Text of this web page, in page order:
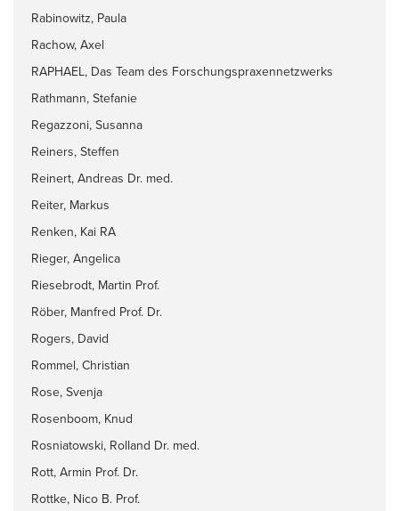
Rabinowitz, Paula
Rachow, Axel
RAPHAEL, Das Team des Forschungspraxennetzwerks
Rathmann, Stefanie
Regazzoni, Susanna
Reiners, Steffen
Reinert, Andreas Dr. med.
Reiter, Markus
Renken, Kai RA
Rieger, Angelica
Riesebrodt, Martin Prof.
Röber, Manfred Prof. Dr.
Rogers, David
Rommel, Christian
Rose, Svenja
Rosenboom, Knud
Rosniatowski, Rolland Dr. med.
Rott, Armin Prof. Dr.
Rottke, Nico B. Prof.